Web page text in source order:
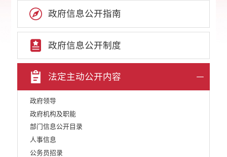
政府信息公开指南
政府信息公开制度
法定主动公开内容
政府领导
政府机构及职能
部门信息公开目录
人事信息
公务员招录